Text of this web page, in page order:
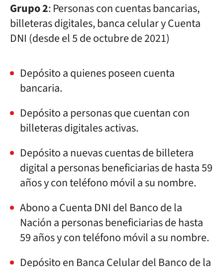
Grupo 2: Personas con cuentas bancarias,
billeteras digitales, banca celular y Cuenta
DNI (desde el 5 de octubre de 2021)
Depósito a quienes poseen cuenta
bancaria.
Depósito a personas que cuentan con
billeteras digitales activas.
Depósito a nuevas cuentas de billetera
digital a personas beneficiarias de hasta 59
años y con teléfono móvil a su nombre.
Abono a Cuenta DNI del Banco de la
Nación a personas beneficiarias de hasta
59 años y con teléfono móvil a su nombre.
Depósito en Banca Celular del Banco de la